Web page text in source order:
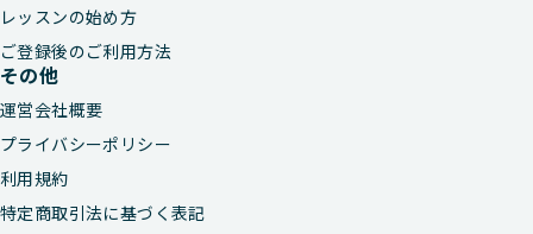
レッスンの始め方
ご登録後のご利用方法
その他
運営会社概要
プライバシーポリシー
利用規約
特定商取引法に基づく表記